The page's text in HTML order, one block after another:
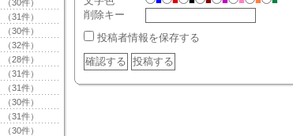
（30件）
（31件）
（30件）
（32件）
（28件）
（31件）
（31件）
（30件）
（31件）
（30件）
削除キー
投稿者情報を保存する